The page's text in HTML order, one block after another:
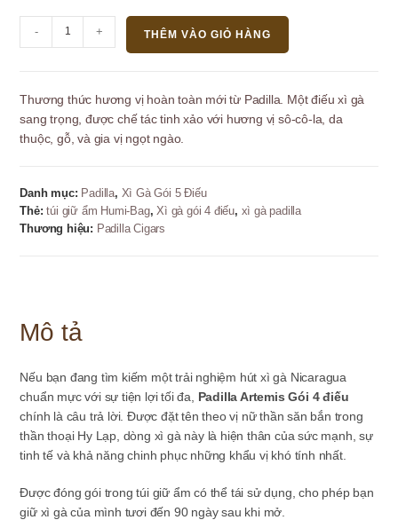
Gà
Gói
4
Điếu
Giữ
Ẩm
- + THÊM VÀO GIỎ HÀNG
Thương thức hương vị hoàn toàn mới từ Padilla. Một điếu xì gà
sang trọng, được chế tác tinh xảo với hương vị sô-cô-la, da
thuộc, gỗ, và gia vị ngọt ngào.
Danh mục: Padilla, Xì Gà Gói 5 Điếu
Thẻ:túi giữ ẩm Humi-Bag,Xì gà gói 4 điếu, xì gà padilla
Thương hiệu: Padilla Cigars
Mô tả
Nếu bạn đang tìm kiếm một trải nghiệm hút xì gà Nicaragua
chuẩn mực với sự tiện lợi tối đa, Padilla Artemis Gói 4 điếu
chính là câu trả lời. Được đặt tên theo vị nữ thần săn bắn trong
thần thoại Hy Lạp, dòng xì gà này là hiện thân của sức mạnh, sự
tinh tế và khả năng chinh phục những khẩu vị khó tính nhất.
Được đóng gói trong túi giữ ẩm có thể tái sử dụng, cho phép bạn
giữ xì gà của mình tươi đến 90 ngày sau khi mở.